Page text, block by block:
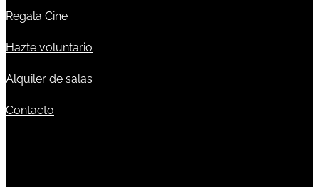
Regala Cine
Hazte voluntario
Alquiler de salas
Contacto